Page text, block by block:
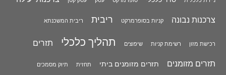
צרכנות נבונה קניות בסופרמרקט ריבית ריבית המשכנתא
רכישת מזון רשימת קניות שיפוצים תהליך כלכלי תזרים
תזרים מזומנים תזרים מזומנים ביתי תחזית תיוק מסמכים